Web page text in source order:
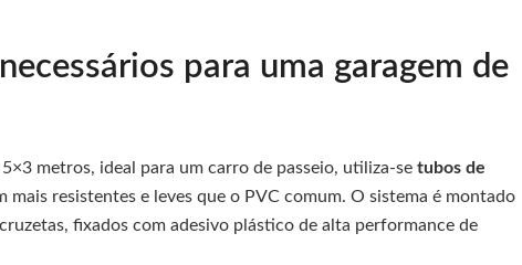
para uma garagem de
metros, ideal para um carro de passeio, utiliza-se tubos de
mais resistentes e leves que o PVC comum. O sistema é montado
fixados com adesivo plástico de alta performance de